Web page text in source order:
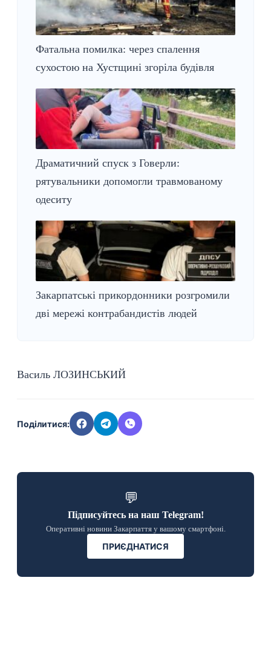
Фатальна помилка: через спалення
сухостою на Хустщині згоріла будівля
Драматичний спуск з Говерли:
рятувальники допомогли травмованому
одеситу
Закарпатські прикордонники розгромили
дві мережі контрабандистів людей
Василь ЛОЗИНСЬКИЙ
Поділитися:
💬
Підписуйтесь на наш Telegram!
Оперативні новини Закарпаття у вашому смартфоні.
ПРИЄДНАТИСЯ